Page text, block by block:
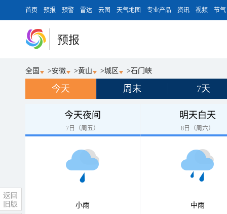
首页 预报 预警 雷达 云图 天气地图 专业产品 资讯 视频 节气
预报
全国 >安徽 >黄山 >城区 >石门峡
今天 周末 7天
今天夜间
7日（周五）
小雨
明天白天
8日（周六）
中雨